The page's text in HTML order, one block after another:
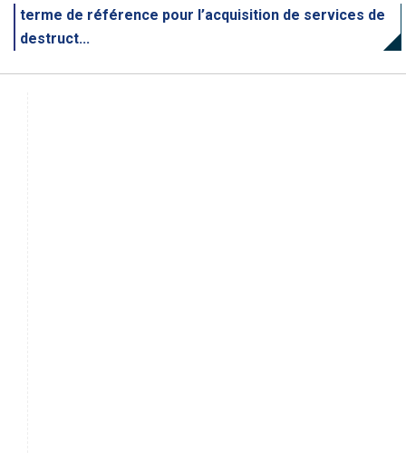
terme de référence pour l’acquisition de services de
destruct...